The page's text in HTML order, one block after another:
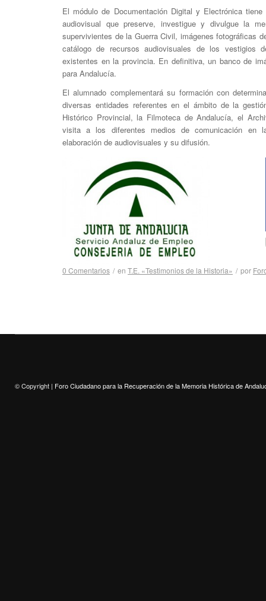
El módulo de Documentación Digital y Electrónica
audiovisual que preserve, investigue y divulgue la
supervivientes de la Guerra Civil, imágenes fotográficas
catálogo de recursos audiovisuales de los vestigios
existentes en la provincia. En definitiva, un banco de
para Andalucía.
El alumnado complementará su formación con
diversas entidades referentes en el ámbito de la
Histórico Provincial, la Filmoteca de Andalucía, el
visita a los diferentes medios de comunicación en
elaboración de audiovisuales y su difusión.
0 Comentarios / en T.E. «Testimonios de la Historia» / por
© Copyright | Foro Ciudadano para la Recuperación de la Memoria Histórica de